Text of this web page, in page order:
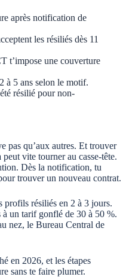
après notification de
les résiliés dès 11
t’impose une couverture
à 5 ans selon le motif.
résilié pour non-
pas qu’aux autres. Et trouver
peut vite tourner au casse-tête.
Dès la notification, tu
trouver un nouveau contrat.
profils résiliés en 2 à 3 jours.
à un tarif gonflé de 30 à 50 %.
nez, le Bureau Central de
en 2026, et les étapes
sans te faire plumer.